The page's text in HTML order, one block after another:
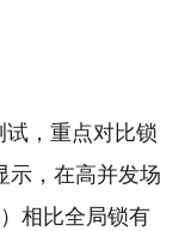
试，重点对比锁
示，在高并发场
相比全局锁有